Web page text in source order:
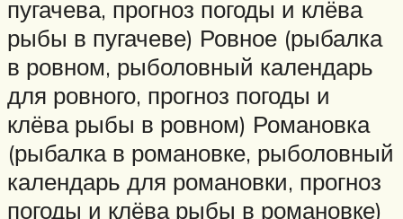
пугачева, прогноз погоды и клёва
рыбы в пугачеве) Ровное (рыбалка
в ровном, рыболовный календарь
для ровного, прогноз погоды и
клёва рыбы в ровном) Романовка
(рыбалка в романовке, рыболовный
календарь для романовки, прогноз
погоды и клёва рыбы в романовке)